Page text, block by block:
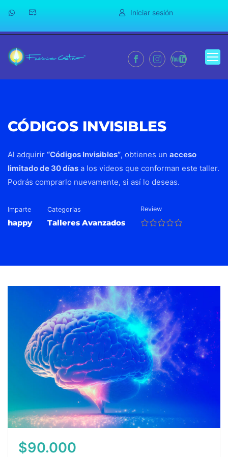
Iniciar sesión
CÓDIGOS INVISIBLES
Al adquirir “Códigos Invisibles”, obtienes un acceso
limitado de 30 días a los videos que conforman este taller.
Podrás comprarlo nuevamente, si así lo deseas.
Imparte
happy
Categorias
Talleres Avanzados
Review
$90.000